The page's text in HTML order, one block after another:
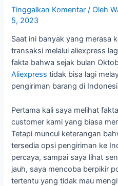
Tinggalkan Komentar / Oleh
5, 2023
Saat ini banyak yang merasa
transaksi melalui aliexpress
fakta bahwa sejak bulan
Aliexpress tidak bisa lagi
pengiriman barang di
Pertama kali saya melihat
customer kami yang biasa
Tetapi muncul keterangan
tersedia opsi pengiriman ke
percaya, sampai saya lihat
jauh, saya mencoba berpikir
tertentu yang tidak mau